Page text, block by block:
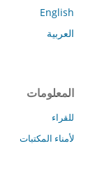
English
العربية
المعلومات
للقراء
لأمناء المكتبات